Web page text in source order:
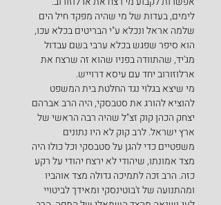
לימים, בעדות של מי שהיה מפקד חיל הים
שלמה אראל ונכלא ע"י הבריטים בכלא עכו,
הוא סיפר שפגש בכלא ערבי בשם עבדול
מג'יד, שהתוודה בפניו שהוא זה שרצח את
ארלוזורוב יחד עם עיסא דרוייש.
מי שיצא בגלוי נגד החלטת בית המשפט
להוציא להורג את סטבסקי, היה הרב אברהם
יצחק הכהן קוק זצ"ל שהיה רבה הראשי של
ארץ ישראל. לרב קוק לא היו נתונים
משפטיים כדי להגן על סטבסקי וכל כולו היה
מצד אמונתו, שיהודי לא ירצח יהודי על רקע
כזה. הרב זכה לתמיכה גדולה מצד אוהביו
ומהתנועה של ז'בוטינסקי ומאידך לביטויי